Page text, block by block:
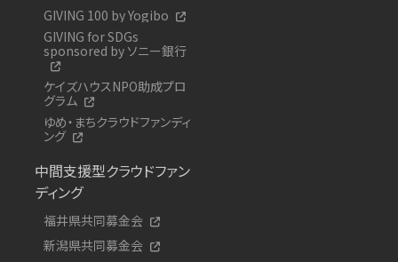
GIVING 100 by Yogibo
GIVING for SDGs
sponsored by ソニー銀行
ケイズハウスNPO助成プロ
グラム
ゆめ・まちクラウドファンディ
ング
中間支援型クラウドファン
ディング
福井県共同募金会
新潟県共同募金会